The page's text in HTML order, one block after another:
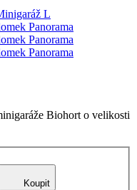
Biohort o velikosti
Koupit